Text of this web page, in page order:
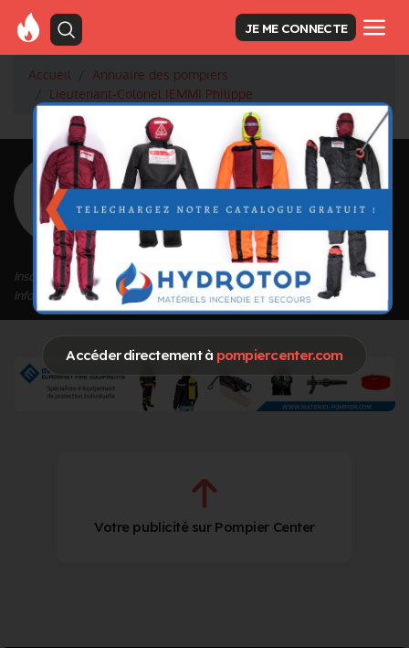
Accéder directement à pompiercenter.com
JE ME CONNECTE
Accueil
Annuaire des pompiers
Lieutenant-Colonel IEMMI Philippe
<Retour à la liste des pompiers
IEMMI Philippe
Grade : Lieutenant-Colonel
Inscrit depuis le 11/09/2020 à 14:58
Informations mises à jour le 21/09/2020 à 15:36
Votre publicité sur Pompier Center